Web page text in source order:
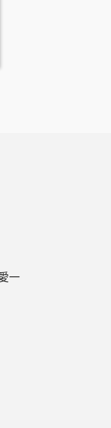
一